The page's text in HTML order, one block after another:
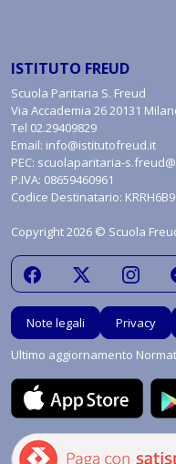
ISTITUTO FREUD
Scuola Paritaria S. Freud
Via Accademia 26 20131
Tel 02.29409829
Email: info@istitutofreud.it
PEC: scuolaparitaria-
P.IVA: 08659460961
Codice Destinatario: KRRH6B9
Copyright 2026 © Scuola
Note legali Privacy
Ultimo aggiornamento